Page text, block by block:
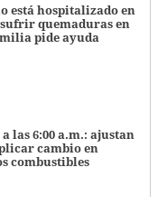
está hospitalizado en
quemaduras en
pide ayuda
las 6:00 a.m.: ajustan
cambio en
combustibles